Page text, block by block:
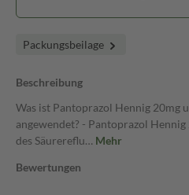
Packungsbeilage
Beschreibung
Was ist Pantoprazol Hennig 20mg
angewendet? - Pantoprazol
des Säurereflu… Mehr
Bewertungen